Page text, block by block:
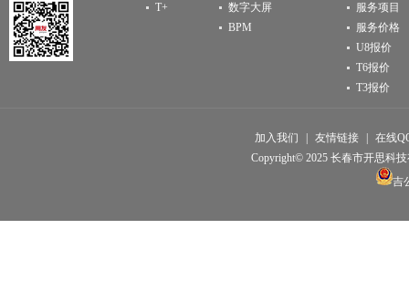
T+
数字大屏
BPM
服务项目
服务价格
U8报价
T6报价
T3报价
加入我们 友情链接
在线
Copyright© 2025 长春市开思科
吉